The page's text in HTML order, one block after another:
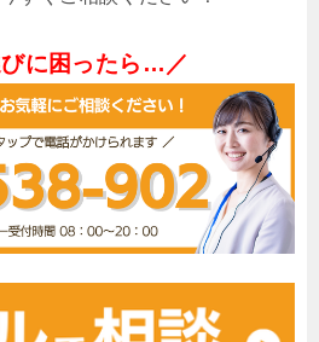
に困ったら…／